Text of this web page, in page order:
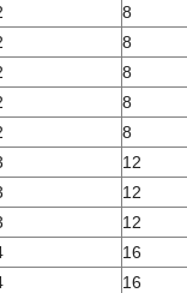
8
8
8
8
8
12
12
12
16
16